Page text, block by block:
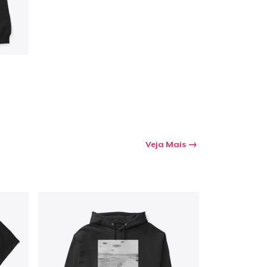
Veja Mais
o carrinho